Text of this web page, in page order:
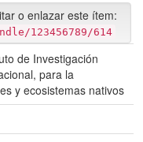
o enlazar este ítem:
123456789/614
de Investigación
para la
y ecosistemas nativos